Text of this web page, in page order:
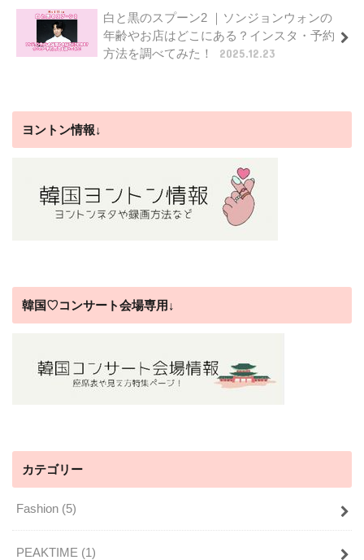
白と黒のスプーン2 ｜ソンジョンウォンの
年齢やお店はどこにある？インスタ・予約
方法を調べてみた！
2025.12.23
ヨントン情報↓
韓国♡コンサート会場専用↓
カテゴリー
Fashion (5)
PEAKTIME (1)